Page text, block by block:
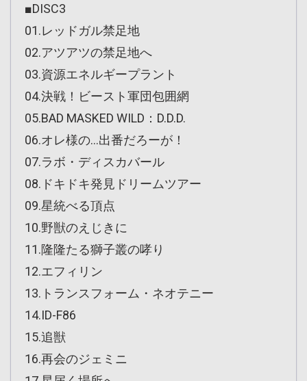
■DISC3
01.レッドガル禁足地
02.アツアツの禁足地へ
03.資源エネルギープラント
04.決戦！ビースト軍団包囲網
05.BAD MASKED WILD：D.D.D.
06.オレ様の…出番だろーが！
07.ラボ・ディスカバール
08.ドキドキ発見ドリームツアー
09.星統べる頂点
10.野獣のえじきに
11.隆隆たる獅子叢の哮り
12.エフィリン
13.トランスフォーム・ネオテニー
14.ID-F86
15.追獣
16.再会のジェミニ